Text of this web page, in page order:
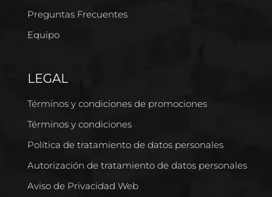
Preguntas Frecuentes
Equipo
LEGAL
Términos y condiciones de promociones
Términos y condiciones
Política de tratamiento de datos personales
Autorización de tratamiento de datos personales
Aviso de Privacidad Web